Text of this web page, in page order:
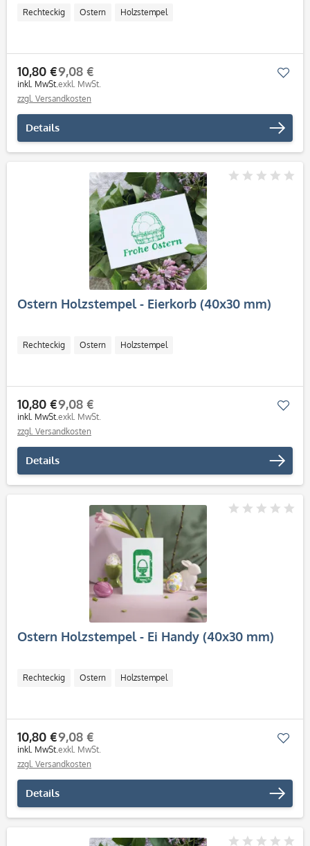
Rechteckig Ostern Holzstempel
10,80 €
inkl. MwSt.
9,08 €
exkl. MwSt.
zzgl. Versandkosten
Details
Ostern Holzstempel - Eierkorb (40x30 mm)
Rechteckig Ostern Holzstempel
10,80 €
inkl. MwSt.
9,08 €
exkl. MwSt.
zzgl. Versandkosten
Details
Ostern Holzstempel - Ei Handy (40x30 mm)
Rechteckig Ostern Holzstempel
10,80 €
inkl. MwSt.
9,08 €
exkl. MwSt.
zzgl. Versandkosten
Details